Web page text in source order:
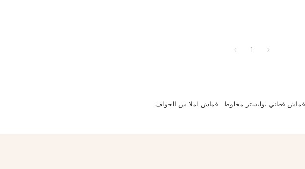
1
قماش قطني بوليستر مخلوط قماش لملابس الجولف